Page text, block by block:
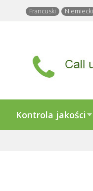
Francuski Niemiecki
Kontrola jakości